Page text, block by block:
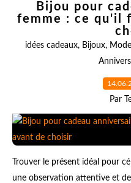
Bijou pour
femme : ce qu'il
idées cadeaux, Bijoux, Mode
Par
Trouver le présent idéal pour
une observation attentive et